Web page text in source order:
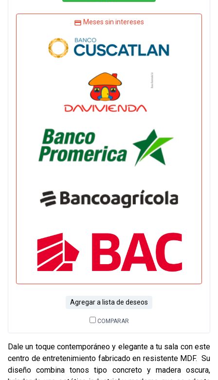
Meses sin intereses
Agregar a lista de deseos
COMPARAR
Dale un toque contemporáneo y elegante a tu sala con este
centro de entretenimiento fabricado en resistente MDF. Su
diseño combina tonos tipo concreto y madera oscura,